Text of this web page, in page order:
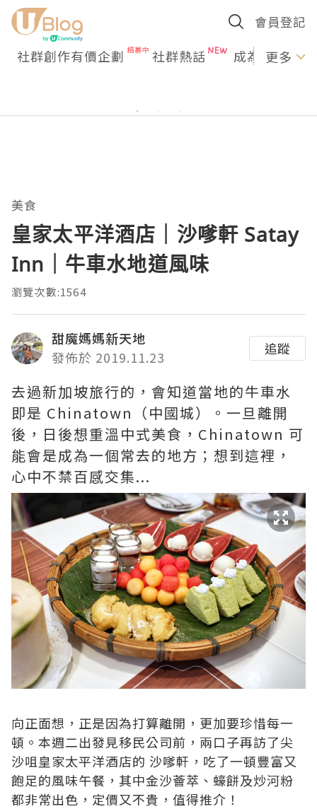
會員登記
社群創作有價企劃 社群熱話 成為U更多
美食
皇家太平洋酒店｜沙嗲軒 Satay
Inn｜牛車水地道風味
瀏覽次數:1564
甜魔媽媽新天地
發佈於 2019.11.23
追蹤
去過新加坡旅行的，會知道當地的牛車水
即是 Chinatown（中國城）。一旦離開
後，日後想重溫中式美食，Chinatown 可
能會是成為一個常去的地方；想到這裡，
心中不禁百感交集...
向正面想，正是因為打算離開，更加要珍惜每一
頓。本週二出發見移民公司前，兩口子再訪了尖
沙咀皇家太平洋酒店的 沙嗲軒 ，吃了一頓豐富又
飽足的風味午餐，其中金沙薈萃、蠔餅及炒河粉
都非常出色，定價又不貴，值得推介！